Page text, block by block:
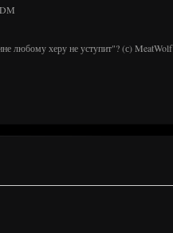
любому херу не уступит"? (с) MeatWolf